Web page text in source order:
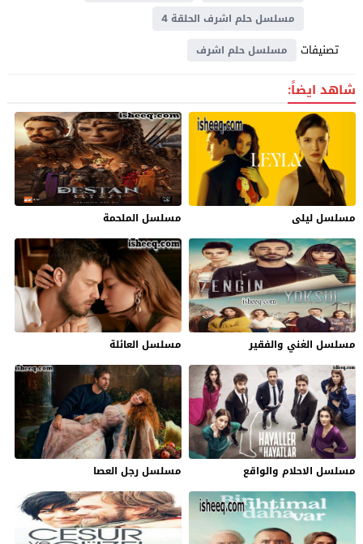
مسلسل حلم اشرف الحلقة 4
تصنيفات مسلسل حلم اشرف
شاهد ايضاً:
مسلسل ليلى مسلسل الملحمة
مسلسل الغني والفقير مسلسل العائلة
مسلسل الاحلام والواقع مسلسل رجل العصا